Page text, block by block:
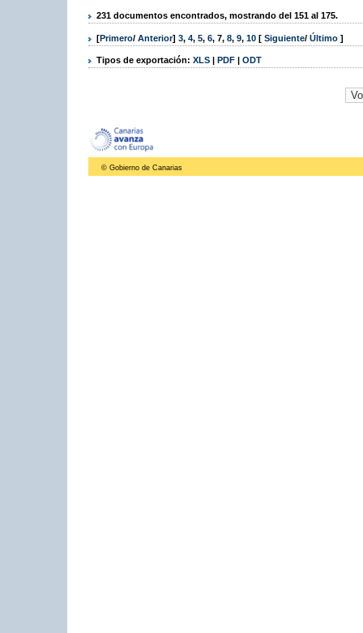
231 documentos encontrados, mostrando del 151 al 175.
[Primero/ Anterior] 3, 4, 5, 6, 7, 8, 9, 10 [ Siguiente/ Último ]
Tipos de exportación: XLS | PDF | ODT
© Gobierno de Canarias